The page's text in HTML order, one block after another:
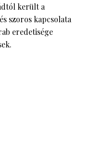
került a
szoros kapcsolata
eredetisége